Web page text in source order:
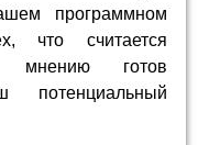
программном
что считается
мнению готов
потенциальный